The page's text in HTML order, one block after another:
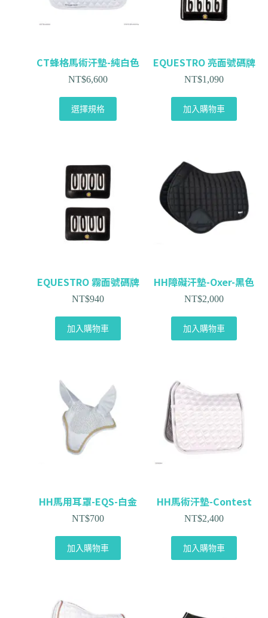
CT蜂格馬術汗墊-純白色
NT$6,600
選擇規格
EQUESTRO 亮面號碼牌
NT$1,090
加入購物車
EQUESTRO 霧面號碼牌
NT$940
加入購物車
HH障礙汗墊-Oxer-黑色
NT$2,000
加入購物車
HH馬用耳罩-EQS-白金
NT$700
加入購物車
HH馬術汗墊-Contest
NT$2,400
加入購物車